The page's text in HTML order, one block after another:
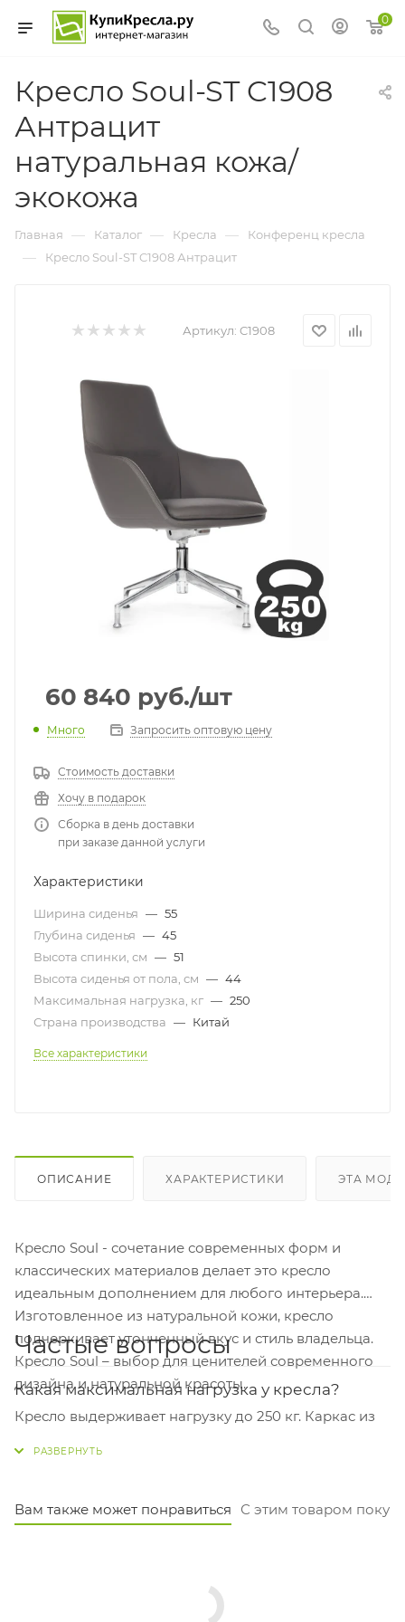
0
Кресло Soul-ST C1908
Антрацит
натуральная кожа/
экокожа
Главная — Каталог — Кресла — Конференц кресла
— Кресло Soul-ST C1908 Антрацит
Артикул: C1908
60 840 руб./шт
Много Запросить оптовую цену
Стоимость доставки
Хочу в подарок
Сборка в день доставки
при заказе данной услуги
Характеристики
Ширина сиденья — 55
Глубина сиденья — 45
Высота спинки, см — 51
Высота сиденья от пола, см — 44
Максимальная нагрузка, кг — 250
Страна производства — Китай
Все характеристики
ОПИСАНИЕ ХАРАКТЕРИСТИКИ ЭТА
Кресло Soul - сочетание современных форм и
классических материалов делает это кресло
идеальным дополнением для любого интерьера.
Изготовленное из натуральной кожи, кресло
подчеркивает утонченный вкус и стиль владельца.
Кресло Soul – выбор для ценителей современного
дизайна и натуральной красоты.
Частые вопросы
Какая максимальная нагрузка у кресла?
Кресло выдерживает нагрузку до 250 кг. Каркас из
сидеть?
Вам также может понравиться С этим товаром